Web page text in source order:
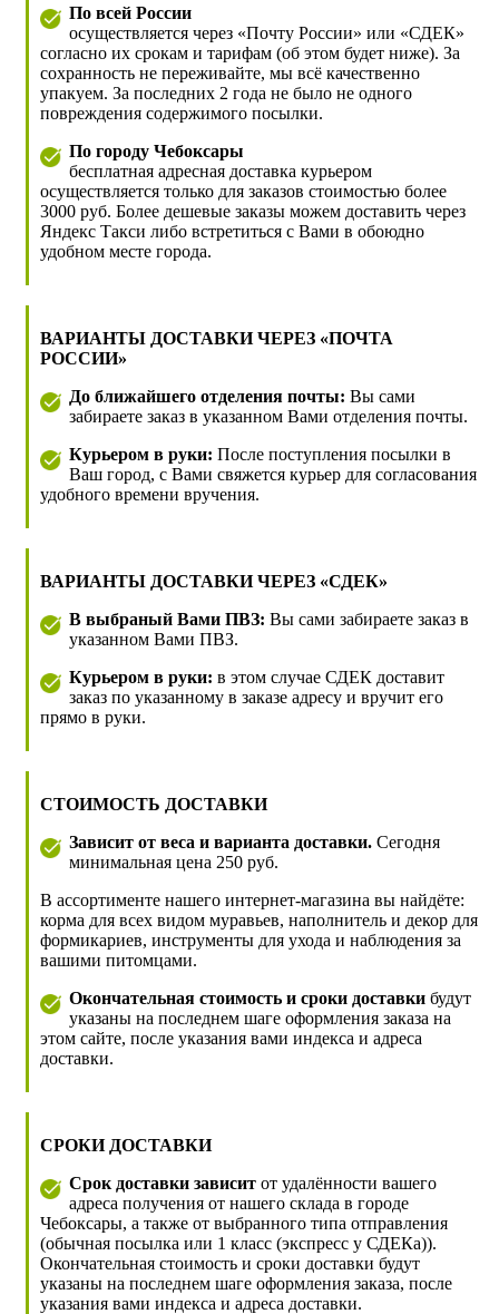
По всей России
осуществляется через «Почту России» или «СДЕК»
согласно их срокам и тарифам (об этом будет ниже). За
сохранность не переживайте, мы всё качественно
упакуем. За последних 2 года не было не одного
повреждения содержимого посылки.
По городу Чебоксары
бесплатная адресная доставка курьером
осуществляется только для заказов стоимостью более
3000 руб. Более дешевые заказы можем доставить через
Яндекс Такси либо встретиться с Вами в обоюдно
удобном месте города.
ВАРИАНТЫ ДОСТАВКИ ЧЕРЕЗ «ПОЧТА
РОССИИ»
До ближайшего отделения почты: Вы сами
забираете заказ в указанном Вами отделения почты.
Курьером в руки: После поступления посылки в
Ваш город, с Вами свяжется курьер для согласования
удобного времени вручения.
ВАРИАНТЫ ДОСТАВКИ ЧЕРЕЗ «СДЕК»
В выбраный Вами ПВЗ: Вы сами забираете заказ в
указанном Вами ПВЗ.
Курьером в руки: в этом случае СДЕК доставит
заказ по указанному в заказе адресу и вручит его
прямо в руки.
СТОИМОСТЬ ДОСТАВКИ
Зависит от веса и варианта доставки. Сегодня
минимальная цена 250 руб.
В ассортименте нашего интернет-магазина вы найдёте:
корма для всех видом муравьев, наполнитель и декор для
формикариев, инструменты для ухода и наблюдения за
вашими питомцами.
Окончательная стоимость и сроки доставкибудут
указаны на последнем шаге оформления заказа на
этом сайте, после указания вами индекса и адреса
доставки.
СРОКИ ДОСТАВКИ
Срок доставки зависитот удалённости вашего
адреса получения от нашего склада в городе
Чебоксары, а также от выбранного типа отправления
(обычная посылка или 1 класс (экспресс у СДЕКа)).
Окончательная стоимость и сроки доставки будут
указаны на последнем шаге оформления заказа, после
указания вами индекса и адреса доставки.